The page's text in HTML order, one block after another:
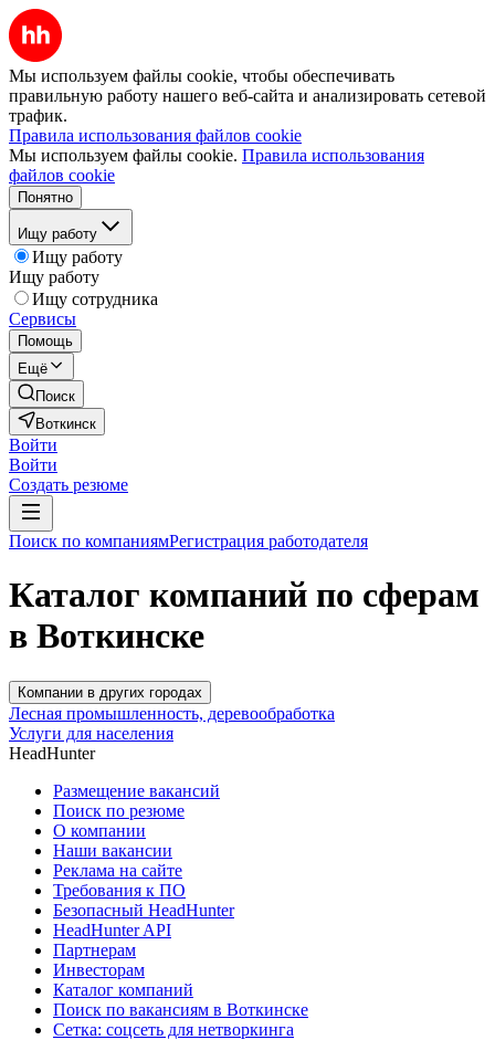
Мы используем файлы cookie, чтобы обеспечивать
правильную работу нашего веб-сайта и анализировать сетевой
трафик.
Правила использования файлов cookie
Мы используем файлы cookie. Правила использования
файлов cookie
Понятно
Ищу работу
Ищу работу
Ищу работу
Ищу сотрудника
Сервисы
Помощь
Ещё
Поиск
Воткинск
Войти
Войти
Создать резюме
Поиск по компаниямРегистрация работодателя
Каталог компаний по сферам
в Воткинске
Компании в других городах
Лесная промышленность, деревообработка
Услуги для населения
HeadHunter
Размещение вакансий
Поиск по резюме
О компании
Наши вакансии
Реклама на сайте
Требования к ПО
Безопасный HeadHunter
HeadHunter API
Партнерам
Инвесторам
Каталог компаний
Поиск по вакансиям в Воткинске
Сетка: соцсеть для нетворкинга